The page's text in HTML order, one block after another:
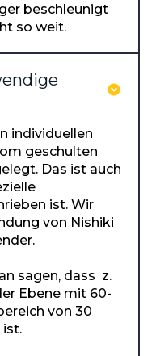
beschleunigt
so weit.
individuellen
geschulten
Das ist auch
ist. Wir
von Nishiki
sagen, dass z.
Ebene mit 60-
von 30
ist.